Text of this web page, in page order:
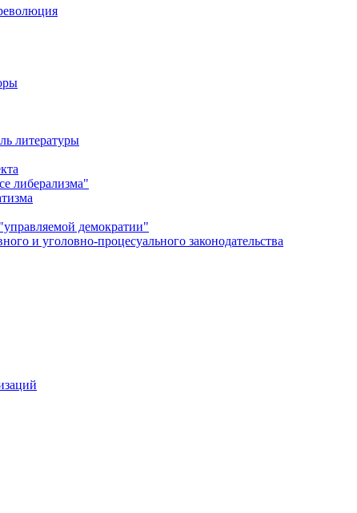
литературы
либерализма"
демократии"
и уголовно-процесуального законодательства